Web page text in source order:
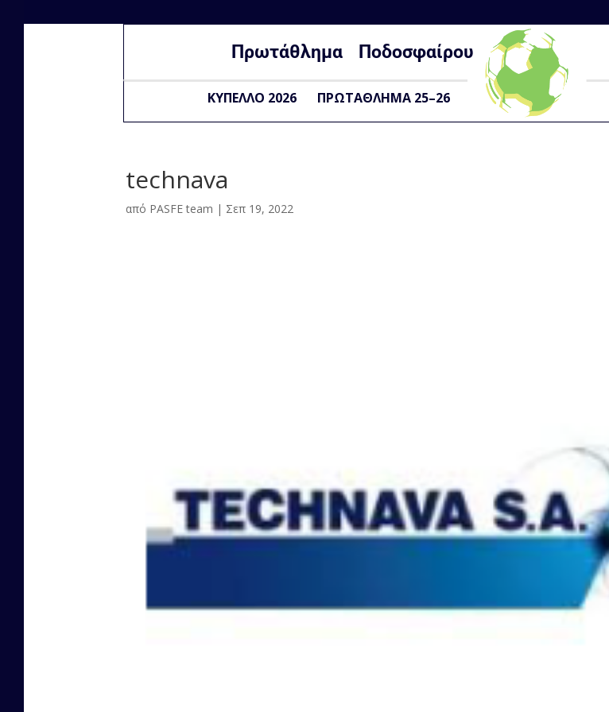
Πρωτάθλημα Ποδοσφαίρου
ΚΥΠΕΛΛΟ 2026 ΠΡΩΤΑΘΛΗΜΑ 25–26
technava
από PASFE team | Σεπ 19, 2022